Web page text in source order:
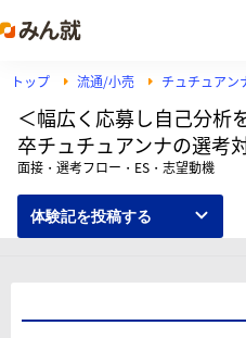
トップ 流通/小売 チュチュアン
＜幅広く応募し自己分析
卒チュチュアンナの選考
面接・選考フロー・ES・志望動機
体験記を投稿する